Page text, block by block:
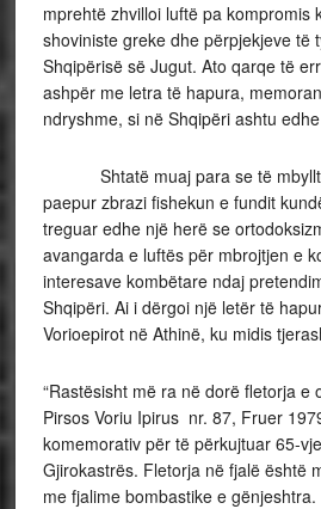
mprehtë zhvilloi luftë pa kompromis
shoviniste greke dhe përpjekjeve të
Shqipërisë së Jugut. Ato qarqe të
ashpër me letra të hapura,
ndryshme, si në Shqipëri ashtu
Shtatë muaj para se të mbyllte
paepur zbrazi fishekun e fundit
treguar edhe një herë se
avangarda e luftës për mbrojtjen e
interesave kombëtare ndaj
Shqipëri. Ai i dërgoi një letër të
Vorioepirot në Athinë, ku midis
“Rastësisht më ra në dorë fletorja e
Pirsos Voriu Ipirus nr. 87, Fruer
komemorativ për të përkujtuar 65-
Gjirokastrës. Fletorja në fjalë është
me fjalime bombastike e gënjeshtra.